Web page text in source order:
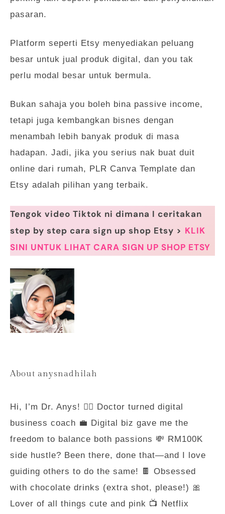
pasaran.
Platform seperti Etsy menyediakan peluang
besar untuk jual produk digital, dan you tak
perlu modal besar untuk bermula.
Bukan sahaja you boleh bina passive income,
tetapi juga kembangkan bisnes dengan
menambah lebih banyak produk di masa
hadapan. Jadi, jika you serius nak buat duit
online dari rumah, PLR Canva Template dan
Etsy adalah pilihan yang terbaik.
Tengok video Tiktok ni dimana I ceritakan
step by step cara sign up shop Etsy > KLIK
SINI UNTUK LIHAT CARA SIGN UP SHOP ETSY
About anysnadhilah
Hi, I’m Dr. Anys! 👩‍⚕️ Doctor turned digital
business coach 💼 Digital biz gave me the
freedom to balance both passions 💸 RM100K
side hustle? Been there, done that—and I love
guiding others to do the same! 🍫 Obsessed
with chocolate drinks (extra shot, please!) 🎀
Lover of all things cute and pink 📺 Netflix